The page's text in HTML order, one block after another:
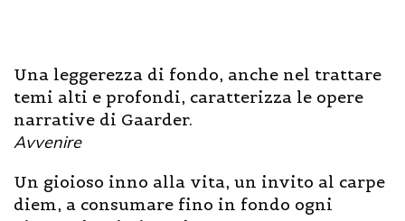
Una leggerezza di fondo, anche nel trattare
temi alti e profondi, caratterizza le opere
narrative di Gaarder.
Avvenire
Un gioioso inno alla vita, un invito al carpe
diem, a consumare fino in fondo ogni